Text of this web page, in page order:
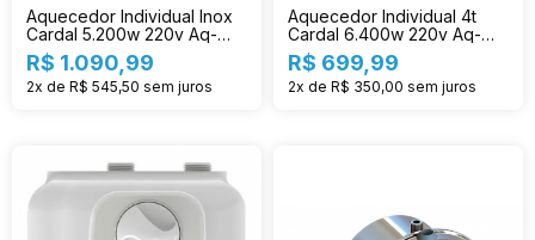
Aquecedor Individual Inox
Cardal 5.200w 220v Aq-
004/2
R$ 1.090,99
2x de R$ 545,50 sem juros
Aquecedor Individual 4t
Cardal 6.400w 220v Aq-
249/2
R$ 699,99
2x de R$ 350,00 sem juros